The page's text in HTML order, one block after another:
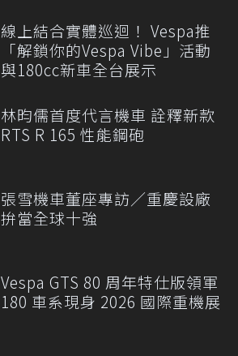
線上結合實體巡迴！ Vespa推
「解鎖你的Vespa Vibe」活動
與180cc新車全台展示
林昀儒首度代言機車 詮釋新款
RTS R 165 性能鋼砲
張雪機車董座專訪／重慶設廠
拚當全球十強
Vespa GTS 80 周年特仕版領軍
180 車系現身 2026 國際重機展